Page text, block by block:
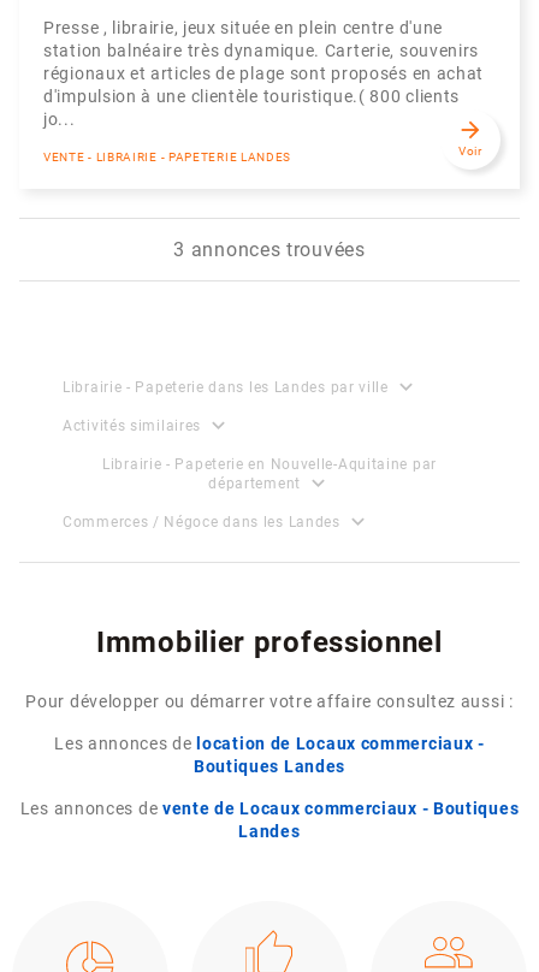
Presse , librairie, jeux située en plein centre d'une
station balnéaire très dynamique. Carterie, souvenirs
régionaux et articles de plage sont proposés en achat
d'impulsion à une clientèle touristique.( 800 clients
jo...
VENTE - LIBRAIRIE - PAPETERIE LANDES
arrow_forward
Voir
3 annonces trouvées
Librairie - Papeterie dans les Landes par ville expand_more
Activités similaires expand_more
Librairie - Papeterie en Nouvelle-Aquitaine par
département
expand_more
Commerces / Négoce dans les Landes expand_more
Immobilier professionnel
Pour développer ou démarrer votre affaire consultez aussi :
Les annonces de location de Locaux commerciaux -
Boutiques Landes
Les annonces de vente de Locaux commerciaux - Boutiques
Landes